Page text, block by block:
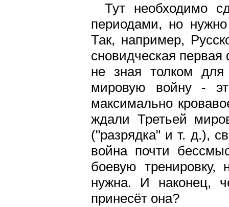
Тут необходимо
периодами, но
Так, например,
сновидческая
не зная толком
мировую войну -
максимально
ждали Третьей
("разрядка" и т. д.),
война почти
боевую
нужна. И наконец,
принесёт она?